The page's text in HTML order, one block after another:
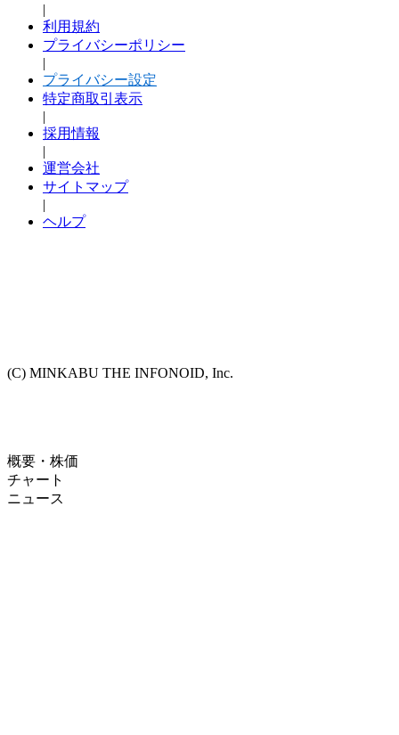
|
利用規約
プライバシーポリシー
|
プライバシー設定
特定商取引表示
|
採用情報
|
運営会社
サイトマップ
|
ヘルプ
(C) MINKABU THE INFONOID, Inc.
概要・株価
チャート
ニュース